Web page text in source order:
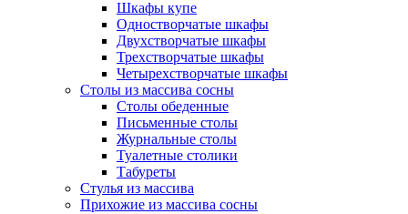
Шкафы купе
Одностворчатые шкафы
Двухстворчатые шкафы
Трехстворчатые шкафы
Четырехстворчатые шкафы
Столы из массива сосны
Столы обеденные
Письменные столы
Журнальные столы
Туалетные столики
Табуреты
Стулья из массива
Прихожие из массива сосны